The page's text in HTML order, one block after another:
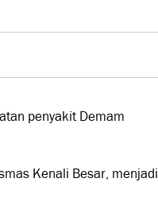
penyakit Demam
Kenali Besar, menjadi